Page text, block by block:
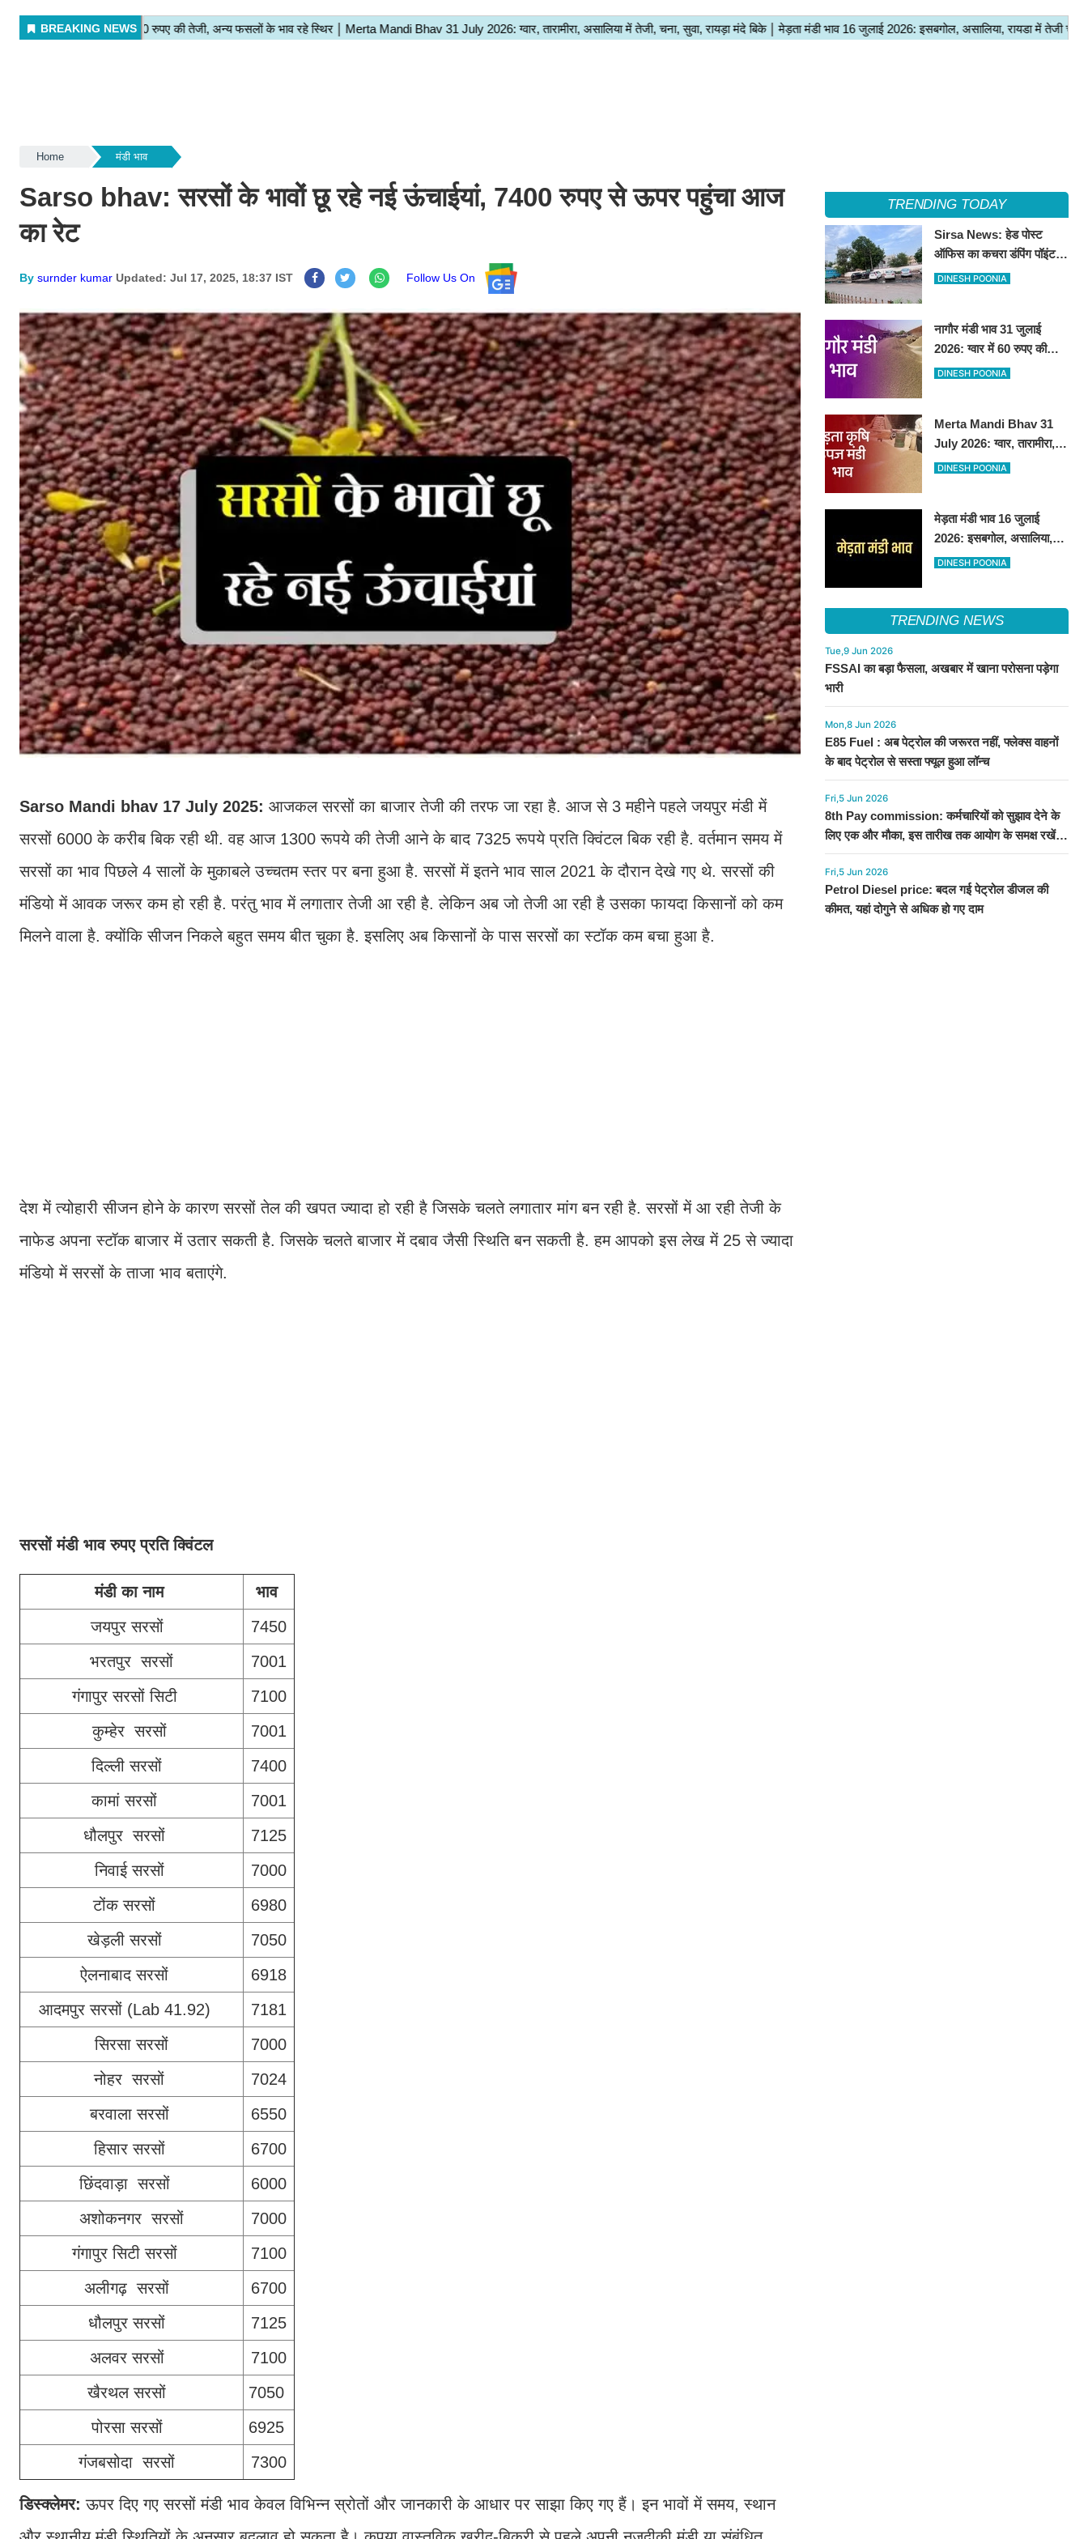
Home मंडी भाव
Sarso bhav: सरसों के भावों छू रहे नई ऊंचाईयां, 7400 रुपए से ऊपर पहुंचा आज
का रेट
By surnder kumar Updated: Jul 17, 2025, 18:37 IST Follow Us On
Sarso Mandi bhav 17 July 2025: आजकल सरसों का बाजार तेजी की तरफ जा रहा है. आज से 3 महीने पहले जयपुर मंडी में
सरसों 6000 के करीब बिक रही थी. वह आज 1300 रूपये की तेजी आने के बाद 7325 रूपये प्रति क्विंटल बिक रही है. वर्तमान समय में
सरसों का भाव पिछले 4 सालों के मुकाबले उच्चतम स्तर पर बना हुआ है. सरसों में इतने भाव साल 2021 के दौरान देखे गए थे. सरसों की
मंडियो में आवक जरूर कम हो रही है. परंतु भाव में लगातार तेजी आ रही है. लेकिन अब जो तेजी आ रही है उसका फायदा किसानों को कम
मिलने वाला है. क्योंकि सीजन निकले बहुत समय बीत चुका है. इसलिए अब किसानों के पास सरसों का स्टॉक कम बचा हुआ है.
देश में त्योहारी सीजन होने के कारण सरसों तेल की खपत ज्यादा हो रही है जिसके चलते लगातार मांग बन रही है. सरसों में आ रही तेजी के
नाफेड अपना स्टॉक बाजार में उतार सकती है. जिसके चलते बाजार में दबाव जैसी स्थिति बन सकती है. हम आपको इस लेख में 25 से ज्यादा
मंडियो में सरसों के ताजा भाव बताएंगे.
सरसों मंडी भाव रुपए प्रति क्विंटल
मंडी का नाम
भाव
जयपुर सरसों
7450
भरतपुर सरसों
7001
गंगापुर सरसों सिटी
7100
कुम्हेर सरसों
7001
दिल्ली सरसों
7400
कामां सरसों
7001
धौलपुर सरसों
7125
निवाई सरसों
7000
टोंक सरसों
6980
खेड़ली सरसों
7050
ऐलनाबाद सरसों
6918
आदमपुर सरसों (Lab 41.92)
7181
सिरसा सरसों
7000
नोहर सरसों
7024
बरवाला सरसों
6550
हिसार सरसों
6700
छिंदवाड़ा सरसों
6000
अशोकनगर सरसों
7000
गंगापुर सिटी सरसों
7100
अलीगढ़ सरसों
6700
धौलपुर सरसों
7125
अलवर सरसों
7100
खैरथल सरसों
7050
पोरसा सरसों
6925
गंजबसोदा सरसों
7300
डिस्क्लेमर: ऊपर दिए गए सरसों मंडी भाव केवल विभिन्न स्रोतों और जानकारी के आधार पर साझा किए गए हैं। इन भावों में समय, स्थान
TRENDING TODAY
Sirsa News: हेड पोस्ट
ऑफिस का कचरा डंपिंग पॉइंट
हटाकर बनेगा 'आई लव सिरसा'
DINESH POONIA
नागौर मंडी भाव 31 जुलाई
2026: ग्वार में 60 रुपए की
तेजी, अन्य फसलों के भाव रहे
DINESH POONIA
Merta Mandi Bhav 31
July 2026: ग्वार, तारामीरा,
असालिया में तेजी, चना, सुवा,
DINESH POONIA
मेड़ता मंडी भाव 16 जुलाई
2026: इसबगोल, असालिया,
रायडा में तेजी चना, सुवा, ग्वार में
DINESH POONIA
TRENDING NEWS
Tue,9 Jun 2026
FSSAI का बड़ा फैसला, अखबार में खाना परोसना पड़ेगा
भारी
Mon,8 Jun 2026
E85 Fuel : अब पेट्रोल की जरूरत नहीं, फ्लेक्स वाहनों
के बाद पेट्रोल से सस्ता फ्यूल हुआ लॉन्च
Fri,5 Jun 2026
8th Pay commission: कर्मचारियों को सुझाव देने के
लिए एक और मौका, इस तारीख तक आयोग के समक्ष रखें
अपनी बात
Fri,5 Jun 2026
Petrol Diesel price: बदल गई पेट्रोल डीजल की
कीमत, यहां दोगुने से अधिक हो गए दाम